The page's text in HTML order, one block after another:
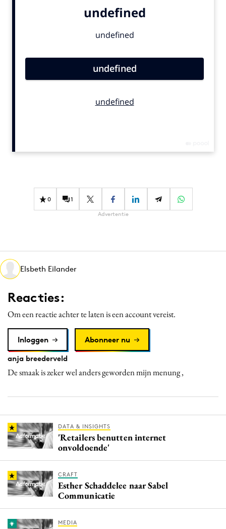
Carriere
Design
Diversiteit
Effectiviteit
Martech
Media
Merkstrategie
Purpose Marketing
Reputatie & crisis
0 1
Advertentie
Elsbeth Eilander
Reacties:
Om een reactie achter te laten is een account vereist.
Inloggen
Abonneer nu
anja breederveld
De smaak is zeker wel anders geworden mijn menung ,
DATA & INSIGHTS
'Retailers benutten internet
onvoldoende'
CRAFT
Esther Schaddelee naar Sabel
Communicatie
MEDIA